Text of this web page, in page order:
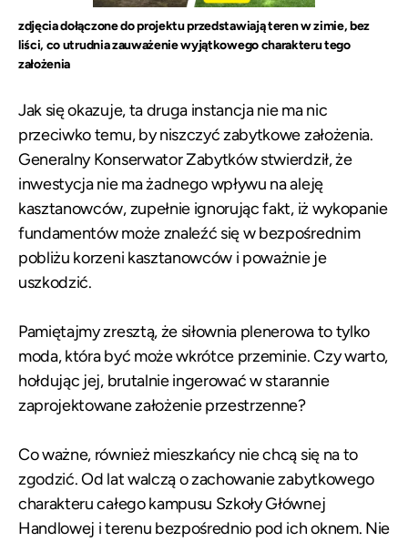
zdjęcia dołączone do projektu przedstawiają teren w zimie, bez
liści, co utrudnia zauważenie wyjątkowego charakteru tego
założenia
Jak się okazuje, ta druga instancja nie ma nic
przeciwko temu, by niszczyć zabytkowe założenia.
Generalny Konserwator Zabytków stwierdził, że
inwestycja nie ma żadnego wpływu na aleję
kasztanowców, zupełnie ignorując fakt, iż wykopanie
fundamentów może znaleźć się w bezpośrednim
pobliżu korzeni kasztanowców i poważnie je
uszkodzić.
Pamiętajmy zresztą, że siłownia plenerowa to tylko
moda, która być może wkrótce przeminie. Czy warto,
hołdując jej, brutalnie ingerować w starannie
zaprojektowane założenie przestrzenne?
Co ważne, również mieszkańcy nie chcą się na to
zgodzić. Od lat walczą o zachowanie zabytkowego
charakteru całego kampusu Szkoły Głównej
Handlowej i terenu bezpośrednio pod ich oknem. Nie